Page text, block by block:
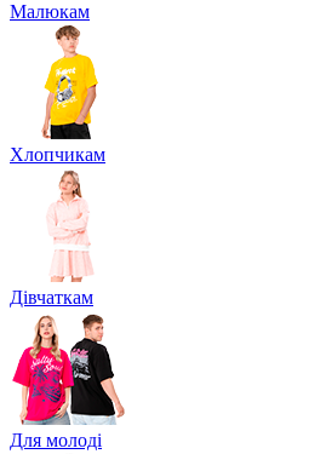
Малюкам
Хлопчикам
Дівчаткам
Для молоді